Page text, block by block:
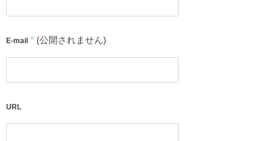
E-mail * (公開されません)
URL